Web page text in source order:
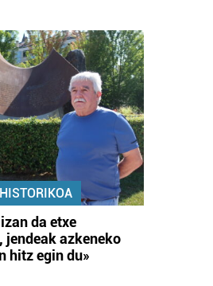
da etxe
jendeak azkeneko
hitz egin du»